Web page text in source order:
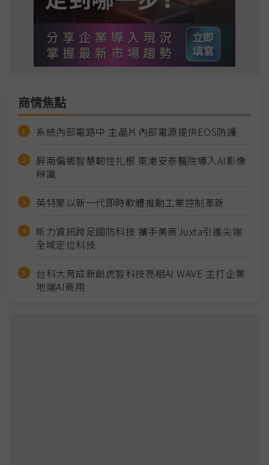
商情焦點
系統內部電路中 主晶片內部電源提供EOS防護
屏南偏鄉智慧韌性扎根 東港安泰醫院導入AI影像
辨識
英特蒙以新一代即時軟體推動工業控制革新
昕力資訊跨足國防科技 攜手美商Juxta引進尖端
全域定位科技
台科大育成新創虎智科技亮相AI WAVE 主打企業
地端AI商用